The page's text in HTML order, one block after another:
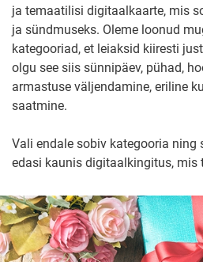
ja temaatilisi digitaalkaarte, mis
ja sündmuseks. Oleme loonud
kategooriad, et leiaksid kiiresti
olgu see siis sünnipäev, pühad,
armastuse väljendamine, eriline
saatmine.
Vali endale sobiv kategooria ning
edasi kaunis digitaalkingitus, mis